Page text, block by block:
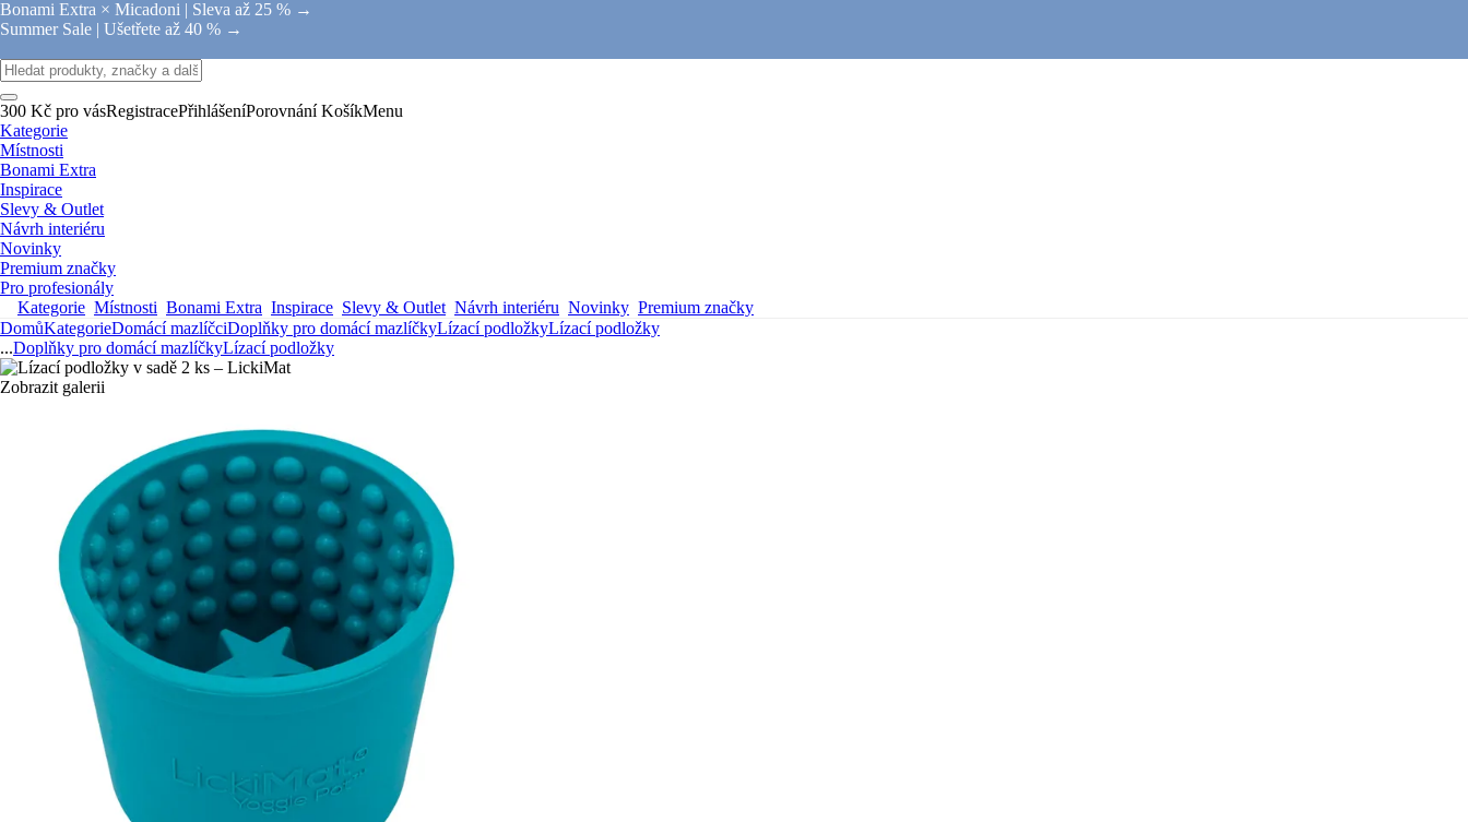
Bonami Extra × Micadoni | Sleva až 25 % →
Summer Sale | Ušetřete až 40 % →
300 Kč pro vásRegistracePřihlášeníPorovnání KošíkMenu
Kategorie
Místnosti
Bonami Extra
Inspirace
Slevy & Outlet
Návrh interiéru
Novinky
Premium značky
Pro profesionály
Kategorie Místnosti Bonami Extra Inspirace Slevy & Outlet Návrh interiéru Novinky Premium značky
DomůKategorieDomácí mazlíčciDoplňky pro domácí mazlíčkyLízací podložkyLízací podložky
...Doplňky pro domácí mazlíčkyLízací podložky
Zobrazit galerii